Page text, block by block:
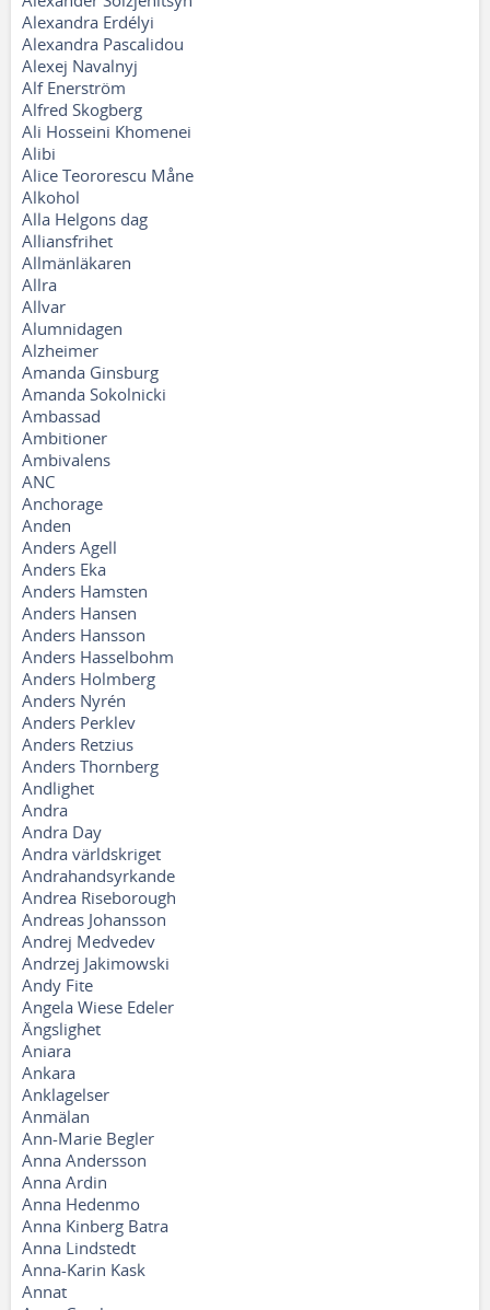
Alexandra Erdélyi
Alexandra Pascalidou
Alexej Navalnyj
Alf Enerström
Alfred Skogberg
Ali Hosseini Khomenei
Alibi
Alice Teororescu Måne
Alkohol
Alla Helgons dag
Alliansfrihet
Allmänläkaren
Allra
Allvar
Alumnidagen
Alzheimer
Amanda Ginsburg
Amanda Sokolnicki
Ambassad
Ambitioner
Ambivalens
ANC
Anchorage
Anden
Anders Agell
Anders Eka
Anders Hamsten
Anders Hansen
Anders Hansson
Anders Hasselbohm
Anders Holmberg
Anders Nyrén
Anders Perklev
Anders Retzius
Anders Thornberg
Andlighet
Andra
Andra Day
Andra världskriget
Andrahandsyrkande
Andrea Riseborough
Andreas Johansson
Andrej Medvedev
Andrzej Jakimowski
Andy Fite
Angela Wiese Edeler
Ängslighet
Aniara
Ankara
Anklagelser
Anmälan
Ann-Marie Begler
Anna Andersson
Anna Ardin
Anna Hedenmo
Anna Kinberg Batra
Anna Lindstedt
Anna-Karin Kask
Annat